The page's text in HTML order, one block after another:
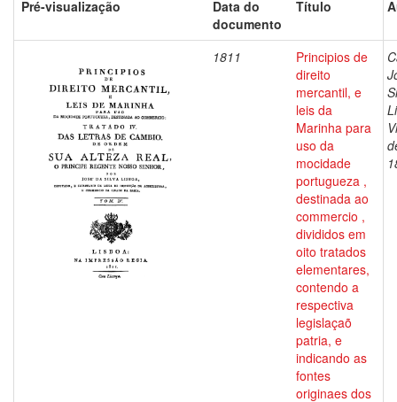
Pré-visualização
Data do
documento
Título
1811
Principios de
direito
mercantil, e
leis da
Marinha para
uso da
mocidade
portugueza ,
destinada ao
commercio ,
divididos em
oito tratados
elementares,
contendo a
respectiva
legislaçaõ
patria, e
indicando as
fontes
originaes dos